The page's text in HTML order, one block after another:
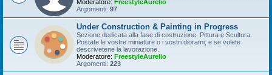
Moderatore: FreestyleAurelio
Argomenti: 97
Under Construction & Painting in Progress
Sezione dedicata alla fase di costruzione, Pittura e Scultura.
Postate le vostre miniature o i vostri diorami, e se volete
descrivetene la lavorazione.
Moderatore: FreestyleAurelio
Argomenti: 223